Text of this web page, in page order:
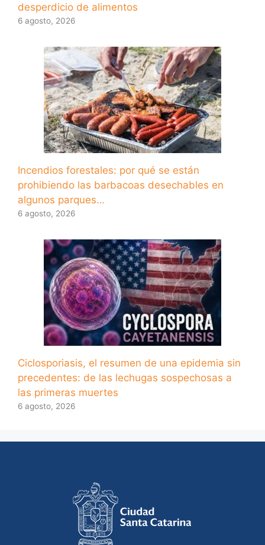
desperdicio de alimentos
6 agosto, 2026
Incendios forestales: por qué se están
prohibiendo las barbacoas desechables en
algunos parques…
6 agosto, 2026
Ciclosporiasis, el resumen de una epidemia sin
precedentes: de las lechugas sospechosas a
las primeras muertes
6 agosto, 2026